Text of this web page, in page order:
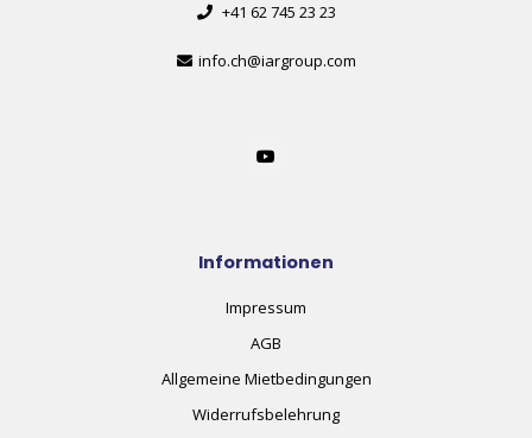
+41 62 745 23 23
info.ch@iargroup.com
Informationen
Impressum
AGB
Allgemeine Mietbedingungen
Widerrufsbelehrung